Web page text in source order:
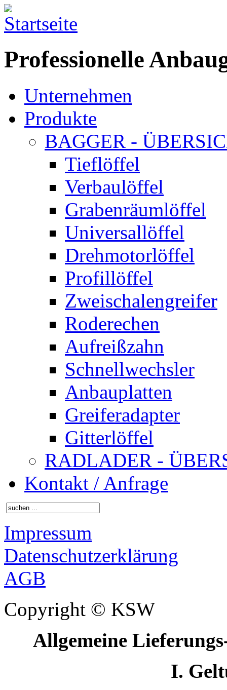
Professionelle
Unternehmen
Produkte
BAGGER -
Tieflöffel
Verbaulöffel
Grabenräumlöffel
Universallöffel
Drehmotorlöffel
Profillöffel
Zweischalengreifer
Roderechen
Aufreißzahn
Schnellwechsler
Anbauplatten
Greiferadapter
Gitterlöffel
RADLADER -
Kontakt / Anfrage
Impressum
Datenschutzerklärung
AGB
Copyright © KSW
Allgemeine
I.